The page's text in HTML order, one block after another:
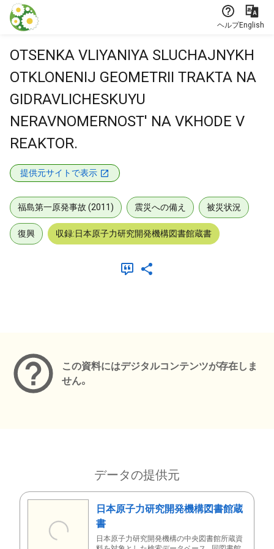
本文に飛ぶ
ヘルプEnglish
OTSENKA VLIYANIYA SLUCHAJNYKH
OTKLONENIJ GEOMETRII TRAKTA NA
GIDRAVLICHESKUYU
NERAVNOMERNOST' NA VKHODE V
REAKTOR.
提供元サイトで表示
福島第一原発事故 (2011) 震災への備え 被災状況
復興 収録:日本原子力研究開発機構図書館蔵書
この資料にはデジタルコンテンツが存在しま
せん。
データの提供元
日本原子力研究開発機構図書館蔵
書
日本原子力研究開発機構の中央図書館所蔵資